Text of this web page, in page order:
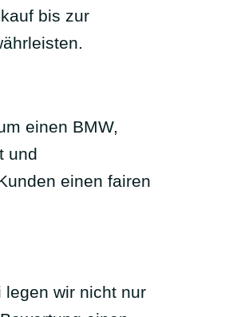
bis zur
einen BMW,
und
einen fairen
legen wir nicht nur